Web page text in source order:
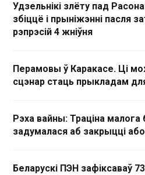
Удзельнікі злёту пад
збіццё і прыніжэнні пасля
рэпрэсій 4 жніўня
Перамовы ў Каракасе. Ці
сцэнар стаць прыкладам
Рэха вайны: Траціна малога
задумалася аб закрыцці
Беларускі ПЭН зафіксаваў